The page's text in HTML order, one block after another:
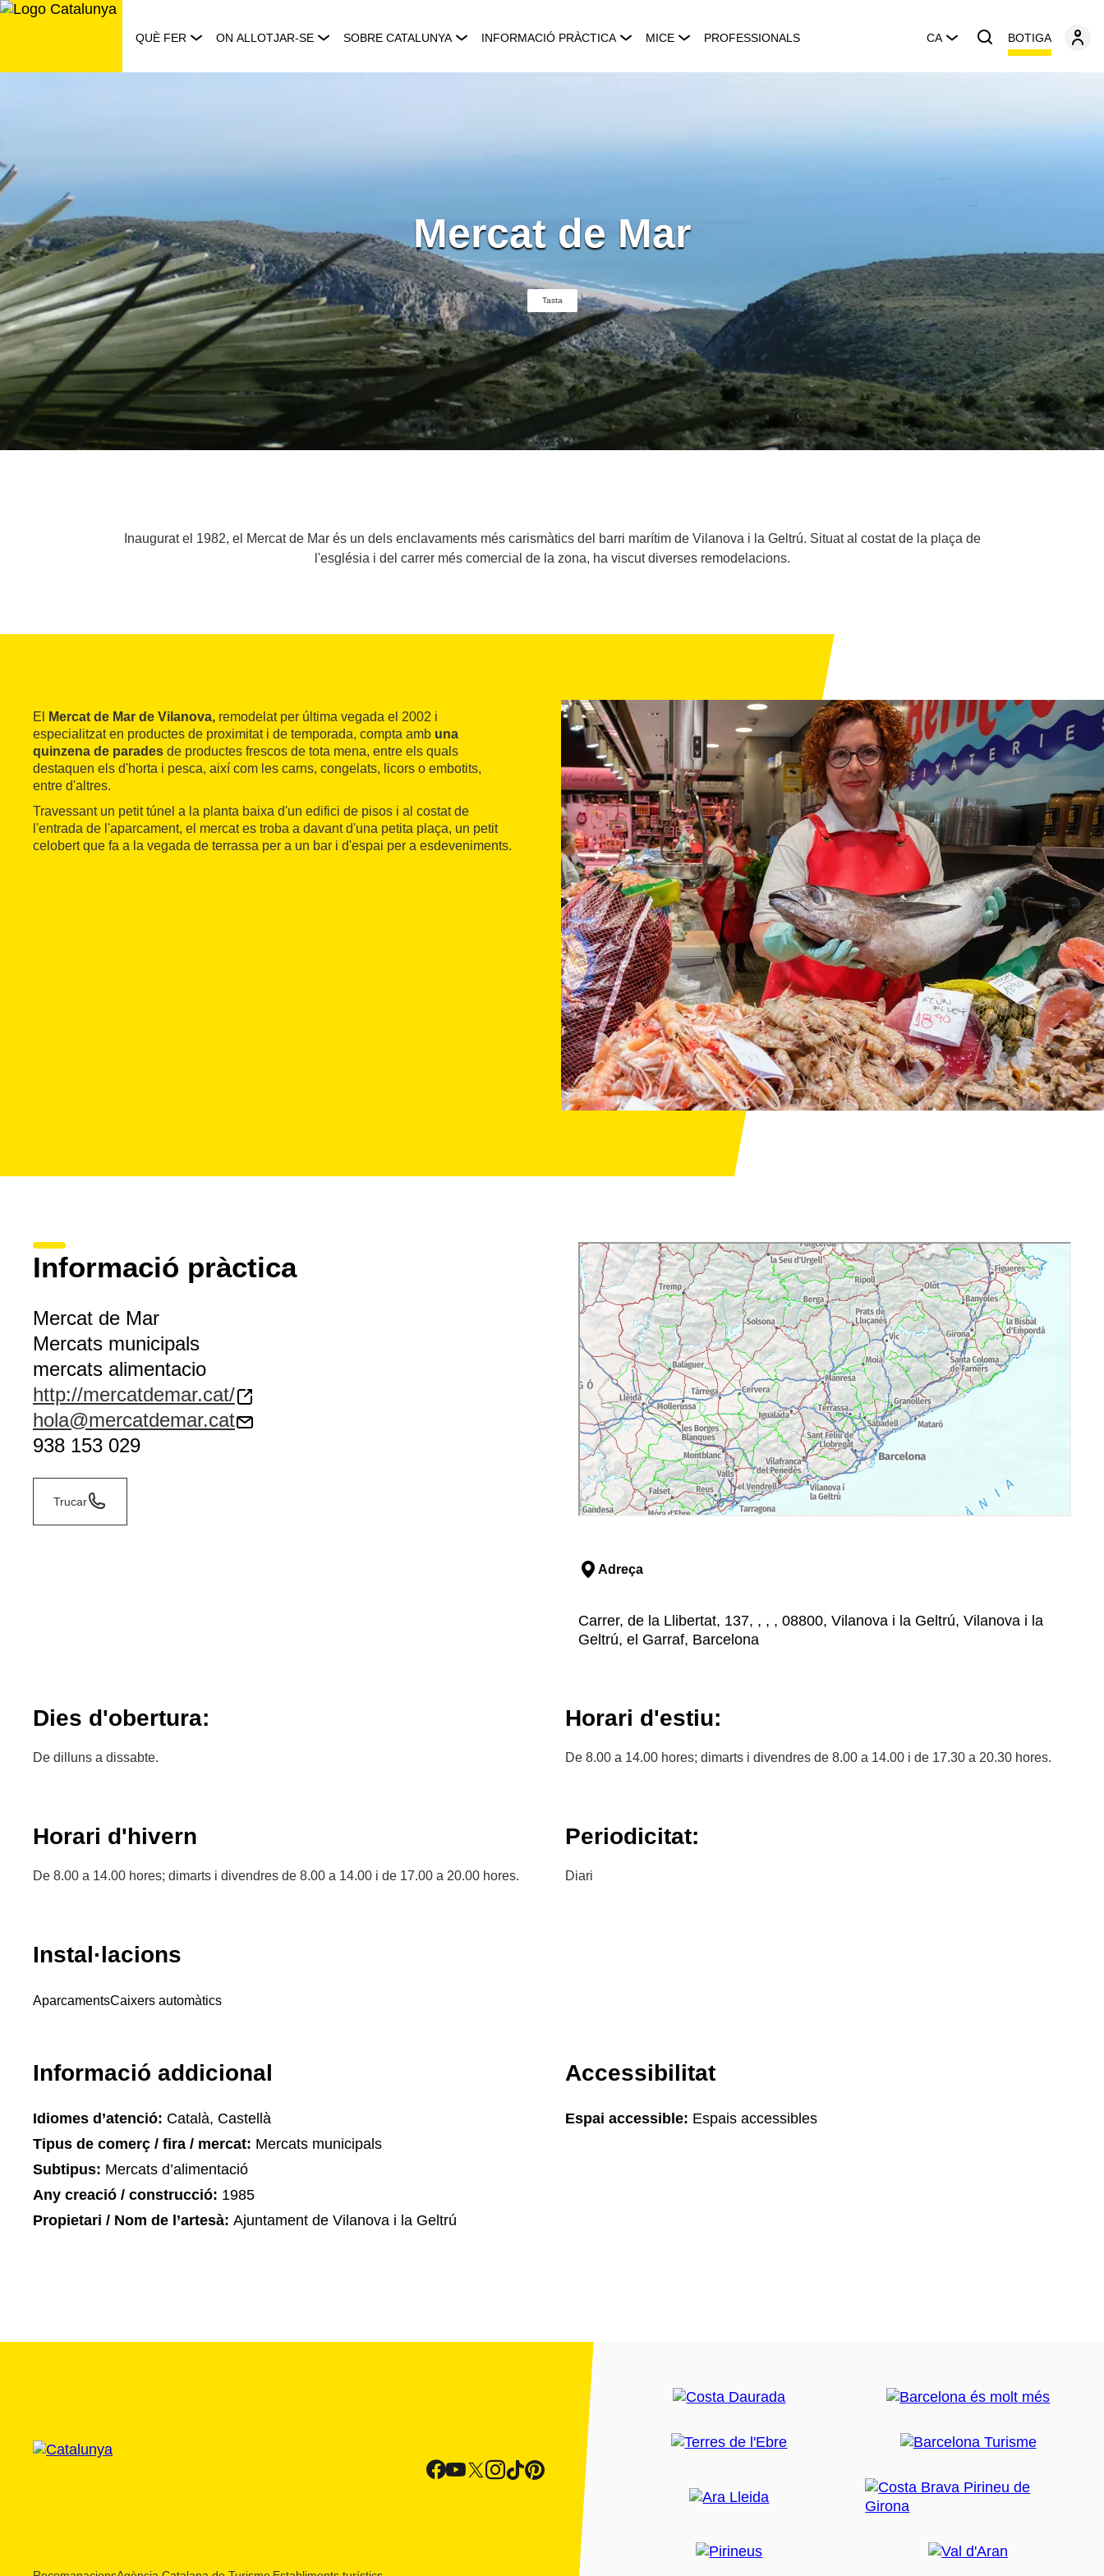
Saltar
QUÈ FER ON ALLOTJAR-SE SOBRE CATALUNYA INFORMACIÓ PRÀCTICA MICE PROFESSIONALS CA BOTIGA
Mercat de Mar
Tasta
Inaugurat el 1982, el Mercat de Mar és un dels enclavaments més carismàtics del barri marítim de Vilanova i la Geltrú. Situat al costat de la plaça de
l'església i del carrer més comercial de la zona, ha viscut diverses remodelacions.
El Mercat de Mar de Vilanova, remodelat per última vegada el 2002 i
especialitzat en productes de proximitat i de temporada, compta amb una
quinzena de parades de productes frescos de tota mena, entre els quals
destaquen els d'horta i pesca, així com les carns, congelats, licors o embotits,
entre d'altres.
Travessant un petit túnel a la planta baixa d'un edifici de pisos i al costat de
l'entrada de l'aparcament, el mercat es troba a davant d'una petita plaça, un petit
celobert que fa a la vegada de terrassa per a un bar i d'espai per a esdeveniments.
Informació pràctica
Mercat de Mar
Mercats municipals
mercats alimentacio
http://mercatdemar.cat/
hola@mercatdemar.cat
938 153 029
Trucar
Adreça
Carrer, de la Llibertat, 137, , , , 08800, Vilanova i la Geltrú, Vilanova i la
Geltrú, el Garraf, Barcelona
Dies d'obertura:
De dilluns a dissabte.
Horari d'estiu:
De 8.00 a 14.00 hores; dimarts i divendres de 8.00 a 14.00 i de 17.30 a 20.30 hores.
Horari d'hivern
De 8.00 a 14.00 hores; dimarts i divendres de 8.00 a 14.00 i de 17.00 a 20.00 hores.
Periodicitat:
Diari
Instal·lacions
AparcamentsCaixers automàtics
Informació addicional
Idiomes d’atenció: Català, Castellà
Tipus de comerç / fira / mercat: Mercats municipals
Subtipus: Mercats d’alimentació
Any creació / construcció: 1985
Propietari / Nom de l’artesà: Ajuntament de Vilanova i la Geltrú
Accessibilitat
Espai accessible: Espais accessibles